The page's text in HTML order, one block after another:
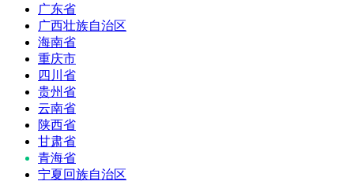
广东省
广西壮族自治区
海南省
重庆市
四川省
贵州省
云南省
陕西省
甘肃省
青海省
宁夏回族自治区